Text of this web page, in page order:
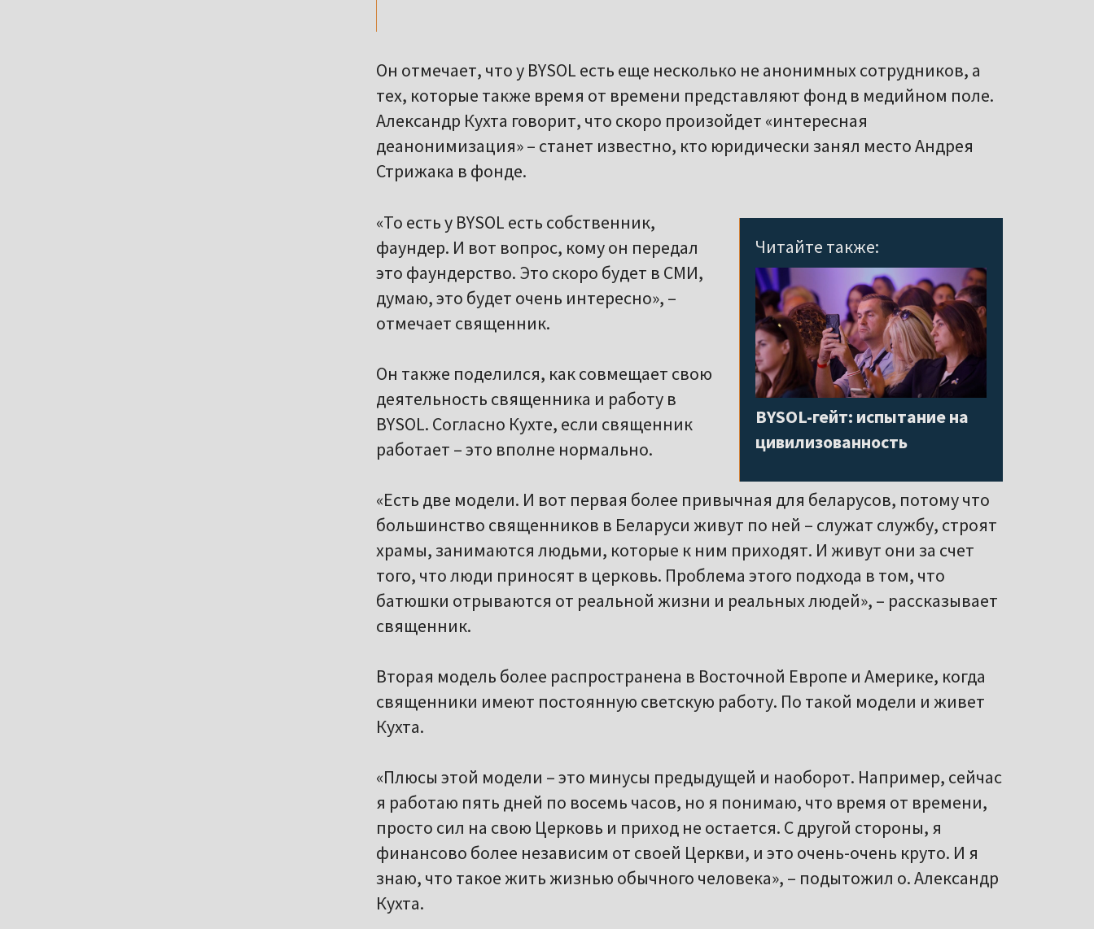
Он отмечает, что у BYSOL есть еще несколько не анонимных сотрудников, а
тех, которые также время от времени представляют фонд в медийном поле.
Александр Кухта говорит, что скоро произойдет «интересная
деанонимизация» – станет известно, кто юридически занял место Андрея
Стрижака в фонде.
Читайте также:
BYSOL-гейт: испытание на
цивилизованность
«То есть у BYSOL есть собственник,
фаундер. И вот вопрос, кому он передал
это фаундерство. Это скоро будет в СМИ,
думаю, это будет очень интересно», –
отмечает священник.
Он также поделился, как совмещает свою
деятельность священника и работу в
BYSOL. Согласно Кухте, если священник
работает – это вполне нормально.
«Есть две модели. И вот первая более привычная для беларусов, потому что
большинство священников в Беларуси живут по ней – служат службу, строят
храмы, занимаются людьми, которые к ним приходят. И живут они за счет
того, что люди приносят в церковь. Проблема этого подхода в том, что
батюшки отрываются от реальной жизни и реальных людей», – рассказывает
священник.
Вторая модель более распространена в Восточной Европе и Америке, когда
священники имеют постоянную светскую работу. По такой модели и живет
Кухта.
«Плюсы этой модели – это минусы предыдущей и наоборот. Например, сейчас
я работаю пять дней по восемь часов, но я понимаю, что время от времени,
просто сил на свою Церковь и приход не остается. С другой стороны, я
финансово более независим от своей Церкви, и это очень-очень круто. И я
знаю, что такое жить жизнью обычного человека», – подытожил о. Александр
Кухта.